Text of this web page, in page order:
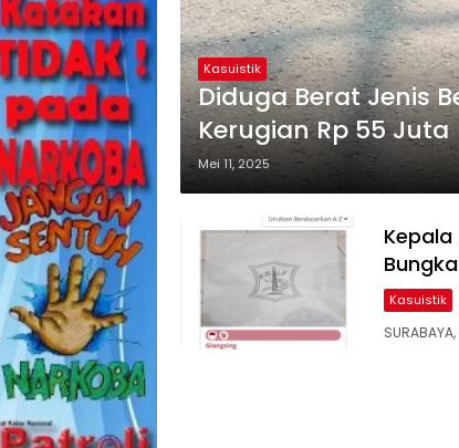
Kasuistik
Diduga Berat Jenis
Kerugian Rp 55 Juta
Mei 11, 2025
Kepala
Kasuistik